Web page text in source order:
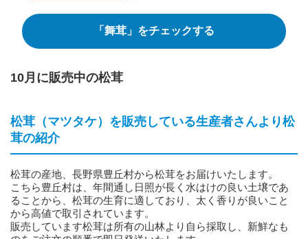
「舞茸」をチェックする
10月に販売中の松茸
松茸（マツタケ）を販売している生産者さんより松
茸の紹介
松茸の産地、長野県豊丘村から松茸をお届けいたします。
こちら豊丘村は、年間通し日照が長く水はけの良い土壌であ
ることから、松茸の生育に適しており、太く香りが良いこと
から高値で取引されています。
販売しています松茸は所有の山林より自ら採取し、新鮮なも